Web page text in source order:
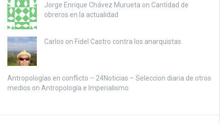
Jorge Enrique Chávez Murueta on Cantidad de
obreros en la actualidad
Carlos on Fidel Castro contra los anarquistas
Antropologías en conflicto – 24Noticias – Seleccion diaria de otros
medios on Antropología e Imperialismo